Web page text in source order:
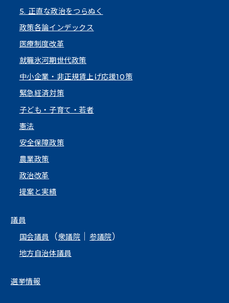
5. 正直な政治をつらぬく
政策各論インデックス
医療制度改革
就職氷河期世代政策
中小企業・非正規賃上げ応援10策
緊急経済対策
子ども・子育て・若者
憲法
安全保障政策
農業政策
政治改革
提案と実績
議員
国会議員
（衆議院 ｜参議院）
地方自治体議員
選挙情報